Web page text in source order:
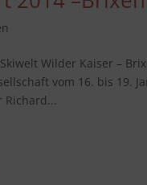
Wilder Kaiser –
vom 16. bis 19.
Richard...